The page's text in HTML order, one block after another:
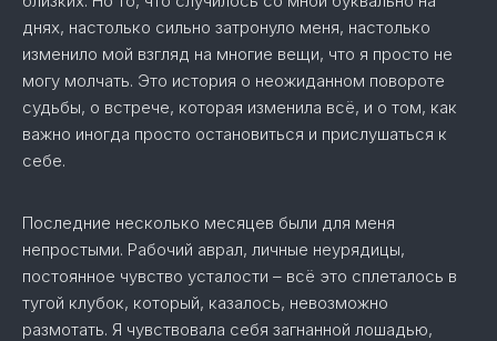
днях, настолько сильно затронуло меня, настолько
изменило мой взгляд на многие вещи, что я просто не
могу молчать. Это история о неожиданном повороте
судьбы, о встрече, которая изменила всё, и о том, как
важно иногда просто остановиться и прислушаться к
себе.
Последние несколько месяцев были для меня
непростыми. Рабочий аврал, личные неурядицы,
постоянное чувство усталости – всё это сплеталось в
тугой клубок, который, казалось, невозможно
размотать. Я чувствовала себя загнанной лошадью,